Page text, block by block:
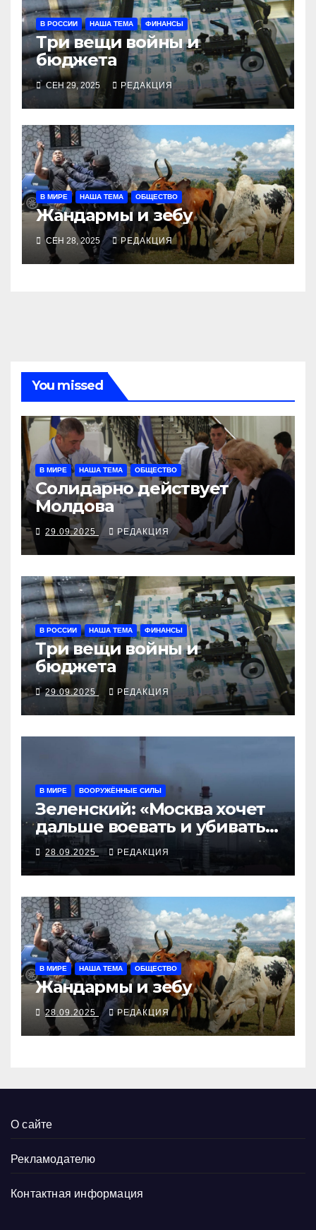
В РОССИИ НАША ТЕМА ФИНАНСЫ
Три вещи войны и
бюджета
СЕН 29, 2025 РЕДАКЦИЯ
В МИРЕ НАША ТЕМА ОБЩЕСТВО
Жандармы и зебу
СЕН 28, 2025 РЕДАКЦИЯ
You missed
В МИРЕ НАША ТЕМА ОБЩЕСТВО
Солидарно действует
Молдова
29.09.2025 РЕДАКЦИЯ
В РОССИИ НАША ТЕМА ФИНАНСЫ
Три вещи войны и
бюджета
29.09.2025 РЕДАКЦИЯ
В МИРЕ ВООРУЖЁННЫЕ СИЛЫ
Зеленский: «Москва хочет
дальше воевать и убивать.
Время для твёрдой
реакции»
28.09.2025 РЕДАКЦИЯ
В МИРЕ НАША ТЕМА ОБЩЕСТВО
Жандармы и зебу
28.09.2025 РЕДАКЦИЯ
О сайте
Рекламодателю
Контактная информация